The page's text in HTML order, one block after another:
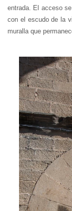
entrada. El acceso
con el escudo de la
muralla que